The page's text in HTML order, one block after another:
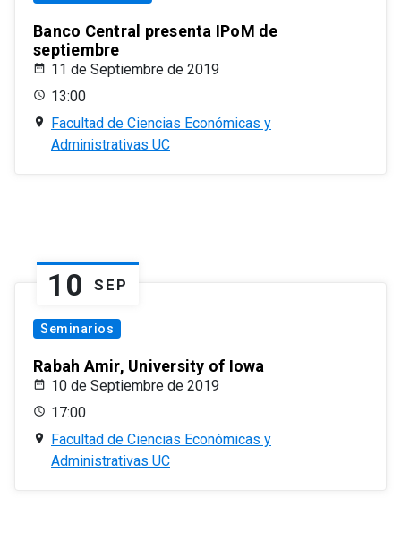
Banco Central presenta IPoM de
septiembre
11 de Septiembre de 2019
13:00
Facultad de Ciencias Económicas y
Administrativas UC
10 SEP
Seminarios
Rabah Amir, University of Iowa
10 de Septiembre de 2019
17:00
Facultad de Ciencias Económicas y
Administrativas UC